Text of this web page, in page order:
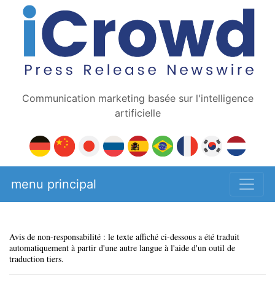
Communication marketing basée sur l'intelligence
artificielle
menu principal
Avis de non-responsabilité : le texte affiché ci-dessous a été traduit
automatiquement à partir d'une autre langue à l'aide d'un outil de
traduction tiers.